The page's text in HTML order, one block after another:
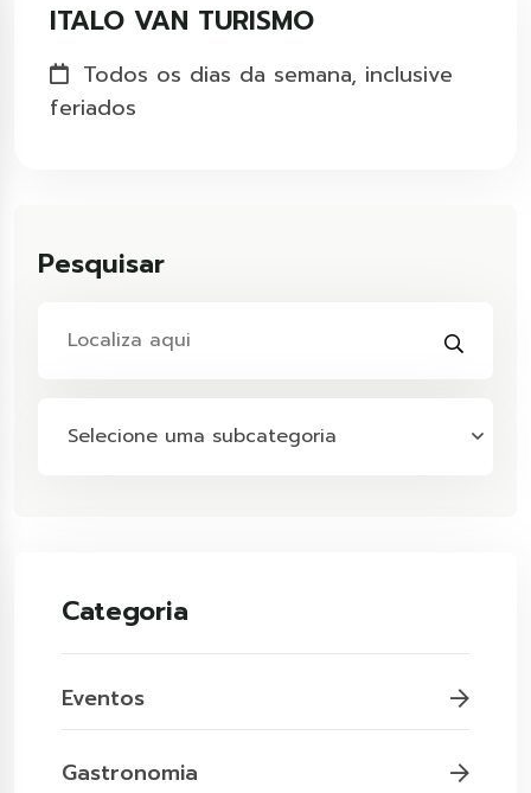
ITALO VAN TURISMO
Todos os dias da semana, inclusive
feriados
Pesquisar
Selecione uma subcategoria
Categoria
Eventos
Gastronomia